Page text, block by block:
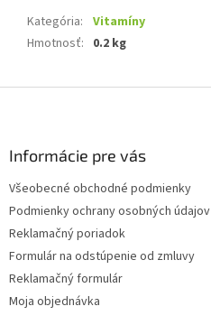
Kategória: Vitamíny
Hmotnosť: 0.2 kg
Informácie pre vás
Všeobecné obchodné podmienky
Podmienky ochrany osobných údajov
Reklamačný poriadok
Formulár na odstúpenie od zmluvy
Reklamačný formulár
Moja objednávka